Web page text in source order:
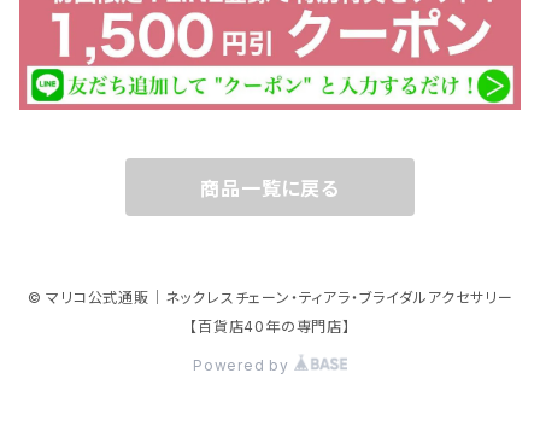
ペンダント チェーン
パーツ
ダブルクリップ
リング
ブレスレット 修理
チェーン 絡み 修理
商品一覧に戻る
© マリコ公式通販｜ネックレスチェーン・ティアラ・ブライダルアクセサリー
【百貨店40年の専門店】
Powered by